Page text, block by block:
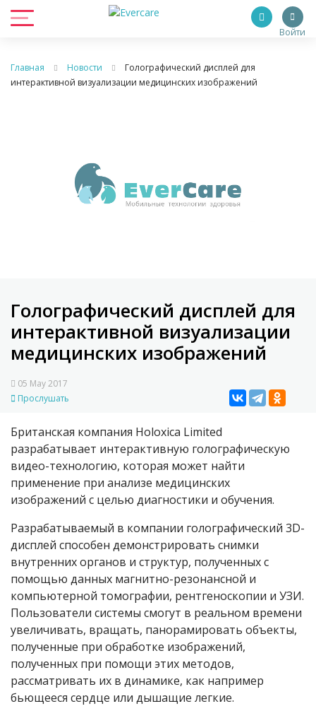
Войти
Главная Новости
Голографический дисплей для
интерактивной визуализации медицинских изображений
Голографический дисплей для
интерактивной визуализации
медицинских изображений
05 May 2017
Прослушать
Британская компания Holoxica Limited
разрабатывает интерактивную голографическую
видео-технологию, которая может найти
применение при анализе медицинских
изображений с целью диагностики и обучения.
Разрабатываемый в компании голографический 3D-
дисплей способен демонстрировать снимки
внутренних органов и структур, полученных с
помощью данных магнитно-резонансной и
компьютерной томографии, рентгеноскопии и УЗИ.
Пользователи системы смогут в реальном времени
увеличивать, вращать, панорамировать объекты,
полученные при обработке изображений,
полученных при помощи этих методов,
рассматривать их в динамике, как например
бьющееся сердце или дышащие легкие.